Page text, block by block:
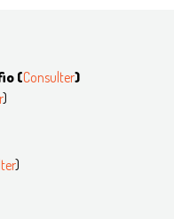
(Consulter)
)
)